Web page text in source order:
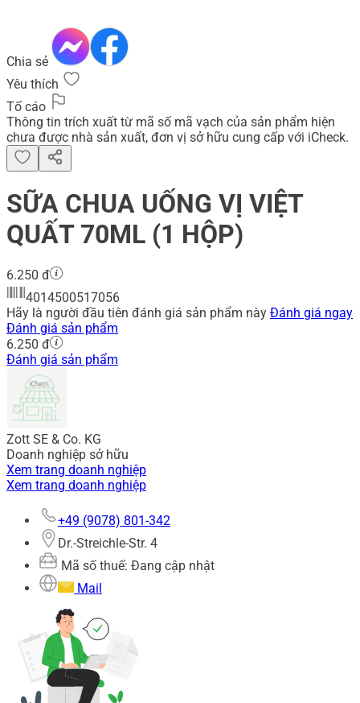
Chia sẻ
Yêu thích
Tố cáo
Thông tin trích xuất từ mã số mã vạch của sản phẩm hiện
chưa được nhà sản xuất, đơn vị sở hữu cung cấp với iCheck.
SỮA CHUA UỐNG VỊ VIỆT
QUẤT 70ML (1 HỘP)
6.250 đ
4014500517056
Hãy là người đầu tiên đánh giá sản phẩm này Đánh giá ngay
Đánh giá sản phẩm
6.250 đ
Đánh giá sản phẩm
Zott SE & Co. KG
Doanh nghiệp sở hữu
Xem trang doanh nghiệp
Xem trang doanh nghiệp
+49 (9078) 801-342
Dr.-Streichle-Str. 4
Mã số thuế: Đang cập nhật
Mail